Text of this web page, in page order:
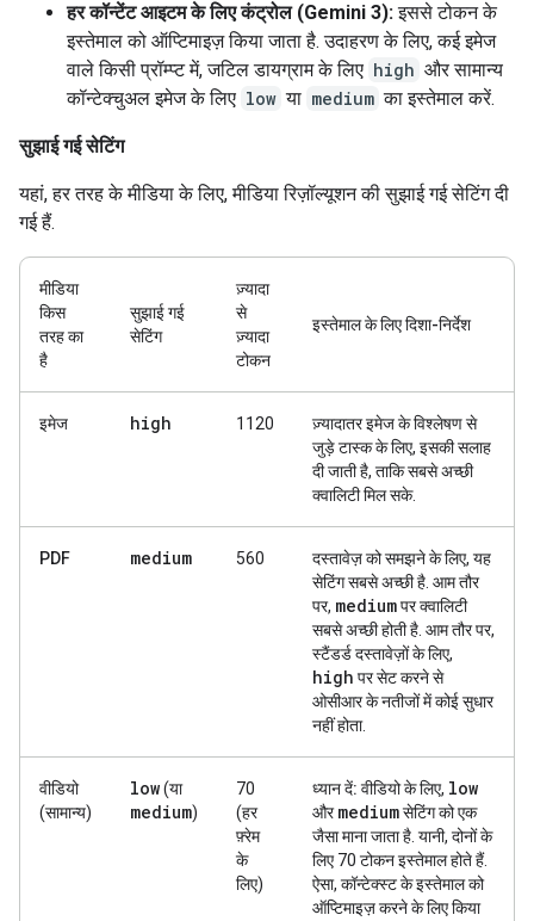
हर कॉन्टेंट आइटम के लिए कंट्रोल (Gemini 3):इससे टोकन के
इस्तेमाल को ऑप्टिमाइज़ किया जाता है. उदाहरण के लिए, कई इमेज
वाले किसी प्रॉम्प्ट में, जटिल डायग्राम के लिए high और सामान्य
कॉन्टेक्चुअल इमेज के लिए low या medium का इस्तेमाल करें.
सुझाई गई सेटिंग
यहां, हर तरह के मीडिया के लिए, मीडिया रिज़ॉल्यूशन की सुझाई गई सेटिंग दी
गई हैं.
मीडिया
किस
तरह का
है
सुझाई गई
सेटिंग
ज़्यादा
से
ज़्यादा
टोकन
इस्तेमाल के लिए दिशा-निर्देश
इमेज high 1120
ज़्यादातर इमेज के विश्लेषण से
जुड़े टास्क के लिए, इसकी सलाह
दी जाती है, ताकि सबसे अच्छी
क्वालिटी मिल सके.
PDF medium 560
दस्तावेज़ को समझने के लिए, यह
सेटिंग सबसे अच्छी है. आम तौर
पर, mediumपर क्वालिटी
सबसे अच्छी होती है. आम तौर पर,
स्टैंडर्ड दस्तावेज़ों के लिए,
high पर सेट करने से
ओसीआर के नतीजों में कोई सुधार
नहीं होता.
वीडियो
(सामान्य)
low(या
medium)
70
(हर
फ़्रेम
के
लिए)
ध्यान दें: वीडियो के लिए, low
औरmediumसेटिंग को एक
जैसा माना जाता है. यानी, दोनों के
लिए 70 टोकन इस्तेमाल होते हैं.
ऐसा, कॉन्टेक्स्ट के इस्तेमाल को
ऑप्टिमाइज़ करने के लिए किया